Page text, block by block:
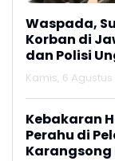
Waspada,
Korban di
dan Polisi
Penipuan
Paylater
Kamis, 6 Agustus
Kebakaran
Perahu di